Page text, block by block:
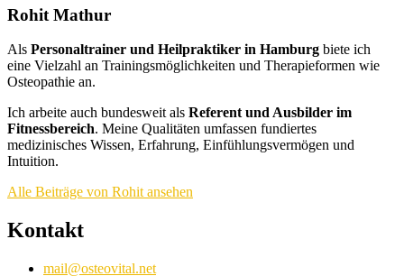
Rohit Mathur
Als Personaltrainer und Heilpraktiker in Hamburg biete ich
eine Vielzahl an Trainingsmöglichkeiten und Therapieformen wie
Osteopathie an.
Ich arbeite auch bundesweit als Referent und Ausbilder im
Fitnessbereich. Meine Qualitäten umfassen fundiertes
medizinisches Wissen, Erfahrung, Einfühlungsvermögen und
Intuition.
Alle Beiträge von Rohit ansehen
Kontakt
mail@osteovital.net